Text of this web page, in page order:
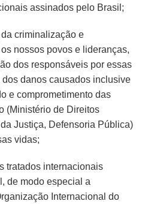
assinados pelo Brasil;
criminalização e
nossos povos e lideranças,
dos responsáveis por essas
danos causados inclusive
e comprometimento das
(Ministério de Direitos
Justiça, Defensoria Pública)
vidas;
tratados internacionais
de modo especial a
Internacional do